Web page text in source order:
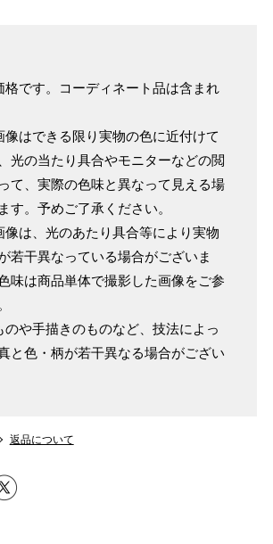
です。コーディネート品は含まれ
はできる限り実物の色に近付けて
光の当たり具合やモニターなどの閲
て、実際の色味と異なって見える場
す。予めご了承ください。
は、光のあたり具合等により実物
若干異なっている場合がございま
味は商品単体で撮影した画像をご参
や手描きのものなど、技法によっ
と色・柄が若干異なる場合がござい
返品について